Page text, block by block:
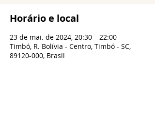
Horário e local
23 de mai. de 2024, 20:30 – 22:00
Timbó, R. Bolívia - Centro, Timbó - SC,
89120-000, Brasil